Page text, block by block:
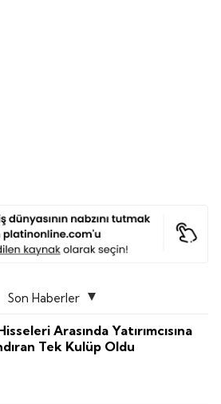
Son Haberler
Arasında Yatırımcısına
Tek Kulüp Oldu